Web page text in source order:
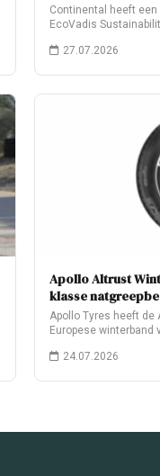
Continental heeft
EcoVadis
27.07.2026
Apollo Altrust
klasse
Apollo Tyres heeft de
Europese
24.07.2026